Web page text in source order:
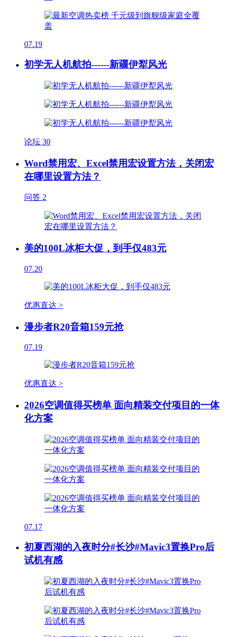
07.19
初学无人机航拍------新疆伊犁风光
论坛 30
Word禁用宏、Excel禁用宏设置方法，关闭宏
在哪里设置方法？
问答 2
美的100L冰柜大促，到手仅483元
07.20
优惠直达 >
漫步者R20音箱159元抢
07.19
优惠直达 >
2026空调值得买榜单 面向精装交付项目的一体
化方案
07.17
初夏西湖的入夜时分#长沙#Mavic3置换Pro后
试机有感